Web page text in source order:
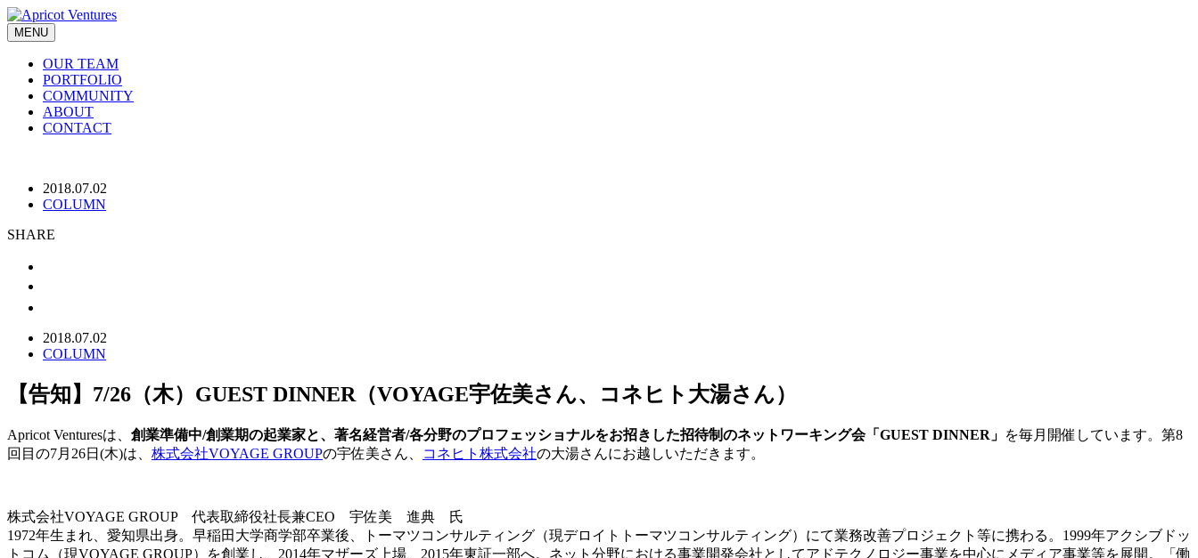
MENU
OUR TEAM
PORTFOLIO
COMMUNITY
ABOUT
CONTACT
2018.07.02
COLUMN
SHARE
2018.07.02
COLUMN
【告知】7/26（木）GUEST DINNER（VOYAGE宇佐美さん、コネヒト大湯さん）
Apricot Venturesは、 創業準備中/創業期の起業家と、著名経営者/各分野のプロフェッショナルをお招きした招待制のネットワーキング会「GUEST DINNER」 を毎月開催しています。第8
回目の7月26日(木)は、 株式会社VOYAGE GROUPの宇佐美さん、 コネヒト株式会社の大湯さんにお越しいただきます。
株式会社VOYAGE GROUP 代表取締役社長兼CEO 宇佐美 進典 氏
1972年生まれ、愛知県出身。早稲田大学商学部卒業後、トーマツコンサルティング（現デロイトトーマツコンサルティング）にて業務改善プロジェクト等に携わる。1999年アクシブドッ
トコム（現VOYAGE GROUP）を創業し、2014年マザーズ上場、2015年東証一部へ。ネット分野における事業開発会社としてアドテクノロジー事業を中心にメディア事業等を展開。「働